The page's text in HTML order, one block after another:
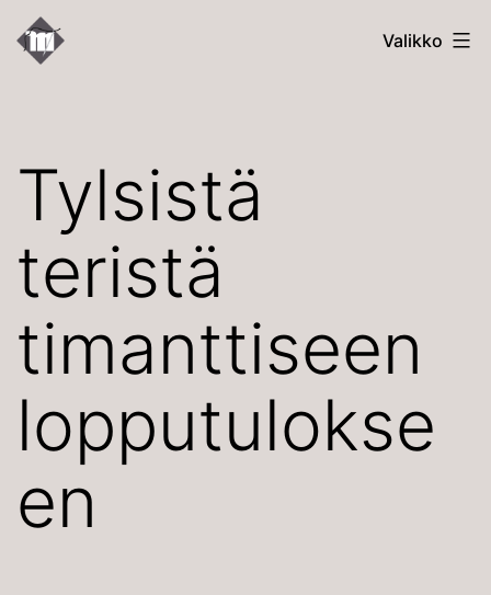
Siirry
sisältöön
Kallion
Valikko
Tylsistä
teristä
timanttiseen
lopputulokse
en